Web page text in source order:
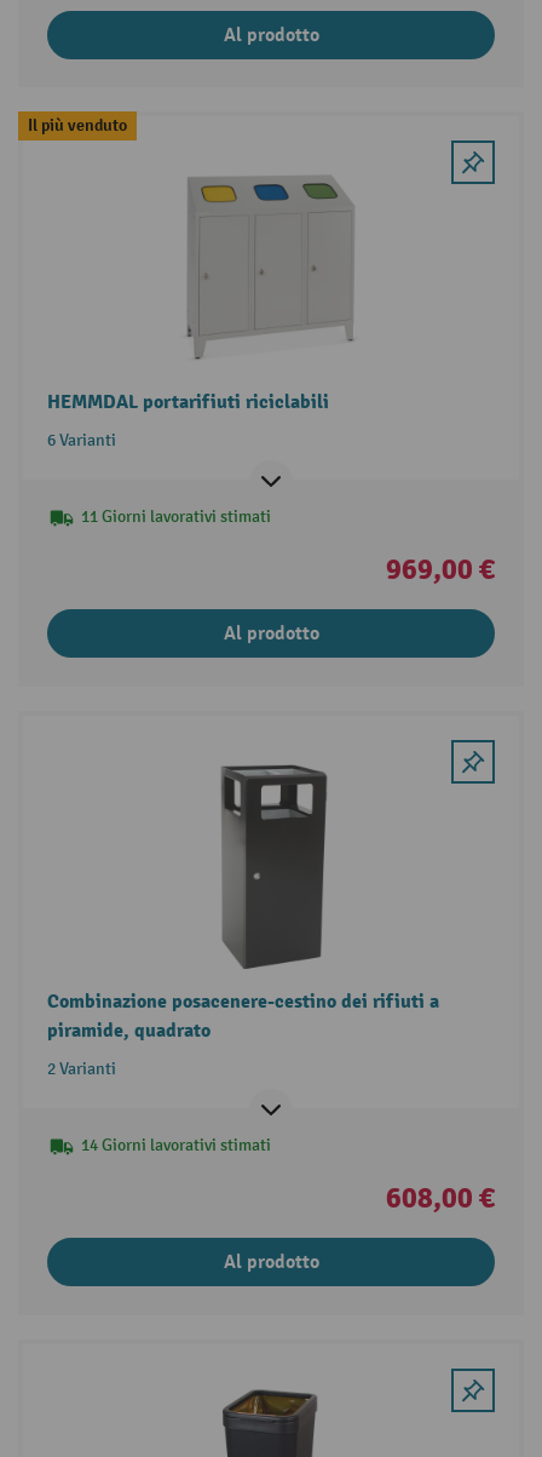
Al prodotto
Il più venduto
HEMMDAL portarifiuti riciclabili
6 Varianti
11 Giorni lavorativi stimati
969,00 €
Al prodotto
Combinazione posacenere-cestino dei rifiuti a
piramide, quadrato
2 Varianti
14 Giorni lavorativi stimati
608,00 €
Al prodotto